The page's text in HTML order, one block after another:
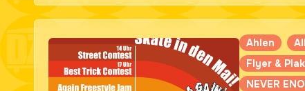
Ahlen
Flyer &
NEVER